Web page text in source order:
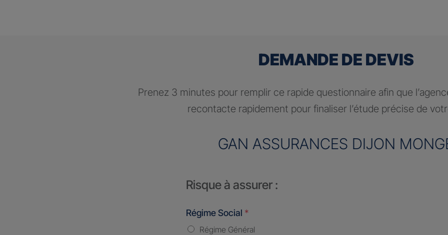
DEMANDE DE DEVIS
Prenez 3 minutes pour remplir ce rapide questionnaire afin que
recontacte rapidement pour finaliser l’étude précise de
GAN ASSURANCES DIJON
Risque à assurer :
Régime Social *
Régime Général